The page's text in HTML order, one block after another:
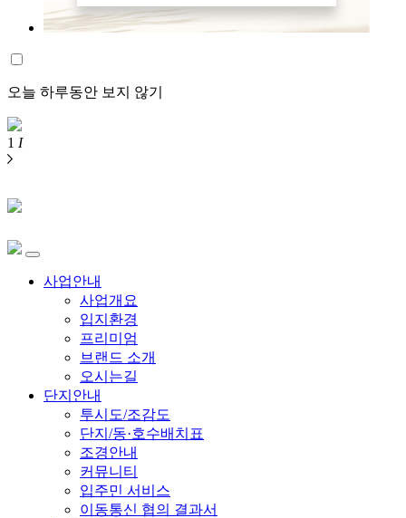
오늘 하루동안 보지 않기
1 I
사업안내
사업개요
입지환경
프리미엄
브랜드 소개
오시는길
단지안내
투시도/조감도
단지/동·호수배치표
조경안내
커뮤니티
입주민 서비스
이동통신 협의 결과서